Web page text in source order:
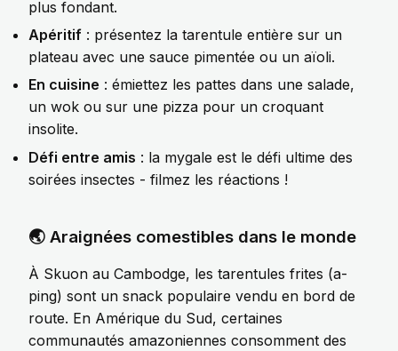
plus fondant.
Apéritif : présentez la tarentule entière sur un
plateau avec une sauce pimentée ou un aïoli.
En cuisine : émiettez les pattes dans une salade,
un wok ou sur une pizza pour un croquant
insolite.
Défi entre amis : la mygale est le défi ultime des
soirées insectes - filmez les réactions !
🌏 Araignées comestibles dans le monde
À Skuon au Cambodge, les tarentules frites (a-
ping) sont un snack populaire vendu en bord de
route. En Amérique du Sud, certaines
communautés amazoniennes consomment des